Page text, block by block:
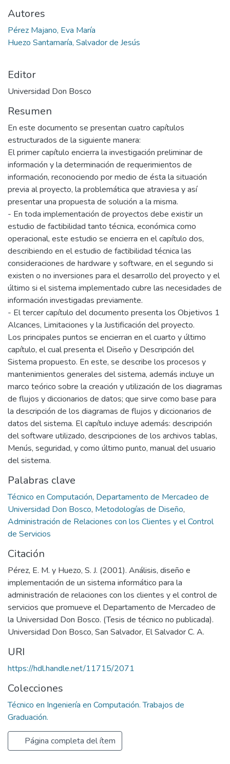
Autores
Pérez Majano, Eva María
Huezo Santamaría, Salvador de Jesús
Editor
Universidad Don Bosco
Resumen
En este documento se presentan cuatro capítulos
estructurados de la siguiente manera:
El primer capítulo encierra la investigación preliminar de
información y la determinación de requerimientos de
información, reconociendo por medio de ésta la situación
previa al proyecto, la problemática que atraviesa y así
presentar una propuesta de solución a la misma.
- En toda implementación de proyectos debe existir un
estudio de factibilidad tanto técnica, económica como
operacional, este estudio se encierra en el capítulo dos,
describiendo en el estudio de factibilidad técnica las
consideraciones de hardware y software, en el segundo si
existen o no inversiones para el desarrollo del proyecto y el
último si el sistema implementado cubre las necesidades de
información investigadas previamente.
- El tercer capítulo del documento presenta los Objetivos 1
Alcances, Limitaciones y la Justificación del proyecto.
Los principales puntos se encierran en el cuarto y último
capítulo, el cual presenta el Diseño y Descripción del
Sistema propuesto. En este, se describe los procesos y
mantenimientos generales del sistema, además incluye un
marco teórico sobre la creación y utilización de los diagramas
de flujos y diccionarios de datos; que sirve como base para
la descripción de los diagramas de flujos y diccionarios de
datos del sistema. El capítulo incluye además: descripción
del software utilizado, descripciones de los archivos tablas,
Menús, seguridad, y como último punto, manual del usuario
del sistema.
Palabras clave
Técnico en Computación, Departamento de Mercadeo de
Universidad Don Bosco, Metodologías de Diseño,
Administración de Relaciones con los Clientes y el Control
de Servicios
Citación
Pérez, E. M. y Huezo, S. J. (2001). Análisis, diseño e
implementación de un sistema informático para la
administración de relaciones con los clientes y el control de
servicios que promueve el Departamento de Mercadeo de
la Universidad Don Bosco. (Tesis de técnico no publicada).
Universidad Don Bosco, San Salvador, El Salvador C. A.
URI
https://hdl.handle.net/11715/2071
Colecciones
Técnico en Ingeniería en Computación. Trabajos de
Graduación.
Página completa del ítem